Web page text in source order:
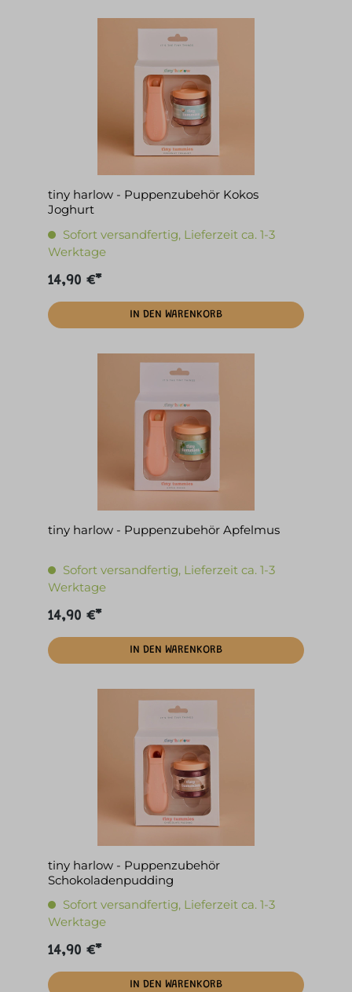
tiny harlow - Puppenzubehör Kokos
Joghurt
Sofort versandfertig, Lieferzeit ca. 1-3
Werktage
14,90 €*
IN DEN WARENKORB
tiny harlow - Puppenzubehör Apfelmus
Sofort versandfertig, Lieferzeit ca. 1-3
Werktage
14,90 €*
IN DEN WARENKORB
tiny harlow - Puppenzubehör
Schokoladenpudding
Sofort versandfertig, Lieferzeit ca. 1-3
Werktage
14,90 €*
IN DEN WARENKORB